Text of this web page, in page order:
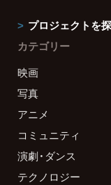
プロジェクトを
カテゴリー
映画
写真
アニメ
コミュニティ
演劇・ダンス
テクノロジー